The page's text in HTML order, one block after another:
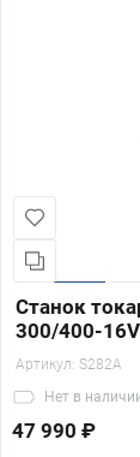
Станок
300/400-
Артикул: S282A
Нет в
47 990 ₽